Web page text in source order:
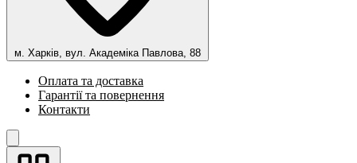
м. Харків, вул. Академіка Павлова, 88
Оплата та доставка
Гарантії та повернення
Контакти